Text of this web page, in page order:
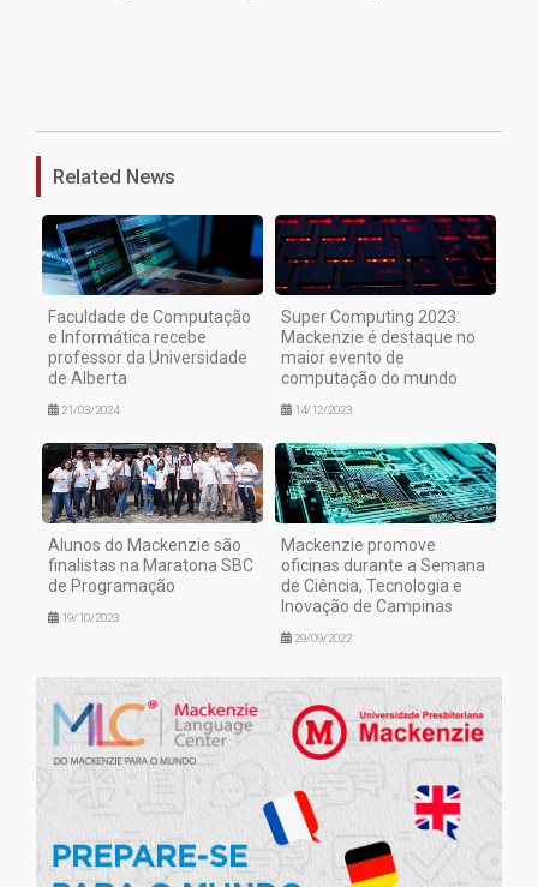
Related News
Faculdade de Computação
e Informática recebe
professor da Universidade
de Alberta
21/03/2024
Super Computing 2023:
Mackenzie é destaque no
maior evento de
computação do mundo
14/12/2023
Alunos do Mackenzie são
finalistas na Maratona SBC
de Programação
19/10/2023
Mackenzie promove
oficinas durante a Semana
de Ciência, Tecnologia e
Inovação de Campinas
29/09/2022